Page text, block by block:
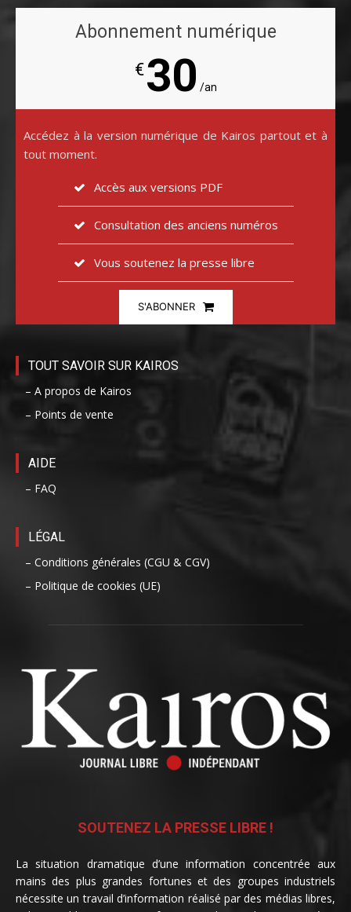
Abonnement numérique
€30 /an
Accédez à la version numérique de Kairos partout et à
tout moment.
Accès aux versions PDF
Consultation des anciens numéros
Vous soutenez la presse libre
S'ABONNER
TOUT SAVOIR SUR KAIROS
– A propos de Kairos
– Points de vente
AIDE
– FAQ
LÉGAL
– Conditions générales (CGU & CGV)
– Politique de cookies (UE)
SOUTENEZ LA PRESSE LIBRE !
La situation dramatique d’une information concentrée aux
mains des plus grandes fortunes et des groupes industriels
nécessite un travail d’information réalisé par des médias libres,